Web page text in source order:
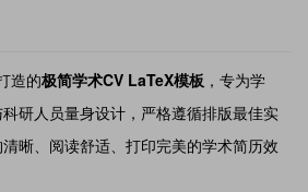
造的极简学术CV LaTeX模板 ，专为学
研人员量身设计，严格遵循排版最佳实
晰、阅读舒适、打印完美的学术简历效